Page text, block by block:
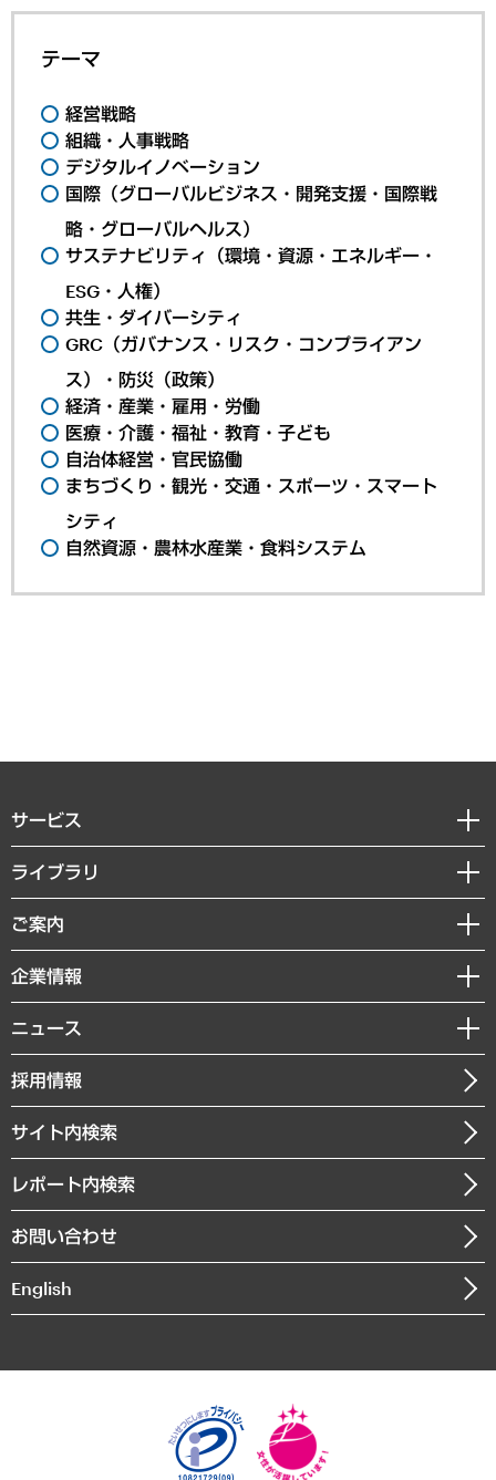
テーマ
経営戦略
組織・人事戦略
デジタルイノベーション
国際（グローバルビジネス・開発支援・国際戦
略・グローバルヘルス）
サステナビリティ（環境・資源・エネルギー・
ESG・人権）
共生・ダイバーシティ
GRC（ガバナンス・リスク・コンプライアン
ス）・防災（政策）
経済・産業・雇用・労働
医療・介護・福祉・教育・子ども
自治体経営・官民協働
まちづくり・観光・交通・スポーツ・スマート
シティ
自然資源・農林水産業・食料システム
サービス
経営戦略
組織・人事戦略
デジタルイノベーション
共生・ダイバーシティ
GRC（ガバナンス・リスク・コンプライアンス）・防災（政策）
経済・産業・雇用・労働
まちづくり・観光・交通・スポーツ・スマートシティ
自然資源・農林水産業・食料システム
ライブラリ
経済調査
レポート
コラム
経営用語集
受託・受注実績（官公庁関連）
メディア掲載・出演
ご案内
セミナー・イベント情報
MUFGビジネスセミナー
受託案件情報
企業情報
私たちの想い
社長メッセージ
会社概要
沿革
組織図・本部部室紹介
インドネシア現地法人
個人情報保護方針
ニュース
ニュースリリース
お知らせ
採用情報
サイト内検索
レポート内検索
お問い合わせ
English